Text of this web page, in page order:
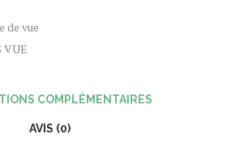
de vue
VUE
COMPLÉMENTAIRES
AVIS (0)